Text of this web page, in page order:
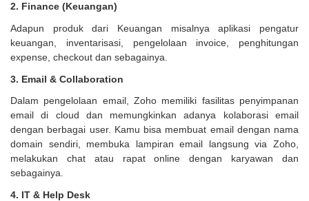
2. Finance (Keuangan)
Adapun produk dari Keuangan misalnya aplikasi pengatur
keuangan, inventarisasi, pengelolaan invoice, penghitungan
expense, checkout dan sebagainya.
3. Email & Collaboration
Dalam pengelolaan email, Zoho memiliki fasilitas penyimpanan
email di cloud dan memungkinkan adanya kolaborasi email
dengan berbagai user. Kamu bisa membuat email dengan nama
domain sendiri, membuka lampiran email langsung via Zoho,
melakukan chat atau rapat online dengan karyawan dan
sebagainya.
4. IT & Help Desk